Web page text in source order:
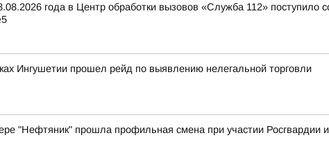
года в Центр обработки вызовов «Служба 112»
Ингушетии прошел рейд по выявлению нелегальной торговли
"Нефтяник" прошла профильная смена при участии Росгвардии